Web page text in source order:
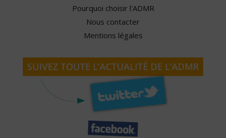
Pourquoi choisir l'ADMR
Nous contacter
Mentions légales